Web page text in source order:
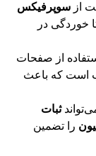
ازسوپرفیکس
خوردگی در
از صفحات
است که باعث
ثبات
را تضمین